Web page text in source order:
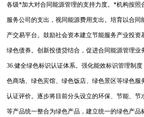
各级*加大对合同能源管理的支持力度。*机构按照
服务公司的支出，视同能源费用支出。培育以合
产交易平台。鼓励社会资本建立节能服务产业投
绿色债券。创新投债贷结合，促进合同能源管理业
36.健全绿色标识认证体系。强化能效标识管理制
色商场、绿色宾馆、绿色饭店、绿色景区等绿色服
认证评价。逐步将目前分头设立的环保、节能、节
等产品统一整合为绿色产品，建立统一的绿色产品